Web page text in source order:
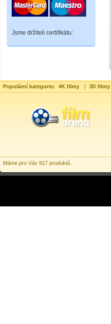
Jsme držiteli certifikátu:
Populární kategorie: 4K filmy | 3D filmy
Máme pro Vás 917 produktů.